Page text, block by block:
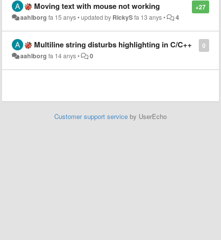
+27
Moving text with mouse not working
aahlborg fa 15 anys•updated by RickySfa 13 anys• 4
0
Multiline string disturbs highlighting in C/C++
aahlborg fa 14 anys• 0
Customer support service by UserEcho